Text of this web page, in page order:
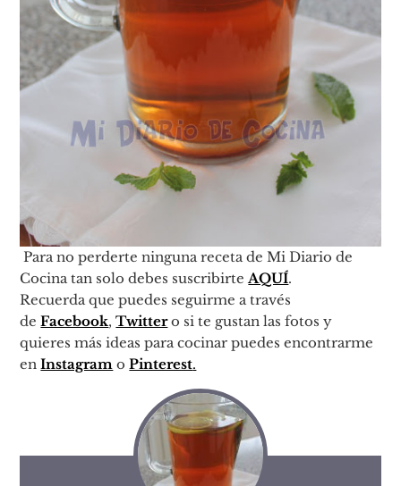
Para no perderte ninguna receta de Mi Diario de
Cocina tan solo debes suscribirteAQUÍ.
Recuerda que puedes seguirme a través
deFacebook,Twittero si te gustan las fotos y
quieres más ideas para cocinar puedes encontrarme
enInstagram oPinterest.